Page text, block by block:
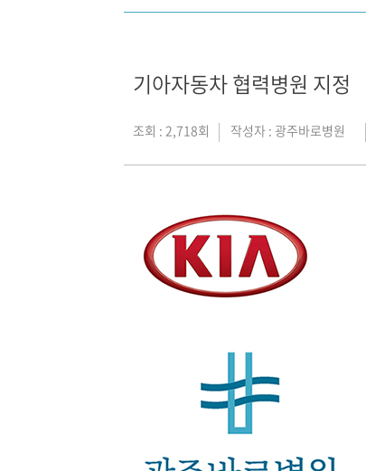
기아자동차 협력병원 지정
조회 : 2,718회 작성자 : 광주바로병원